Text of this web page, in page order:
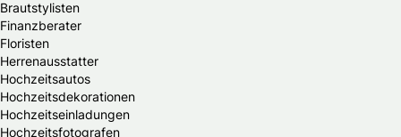
Brautstylisten
Finanzberater
Floristen
Herrenausstatter
Hochzeitsautos
Hochzeitsdekorationen
Hochzeitseinladungen
Hochzeitsfotografen